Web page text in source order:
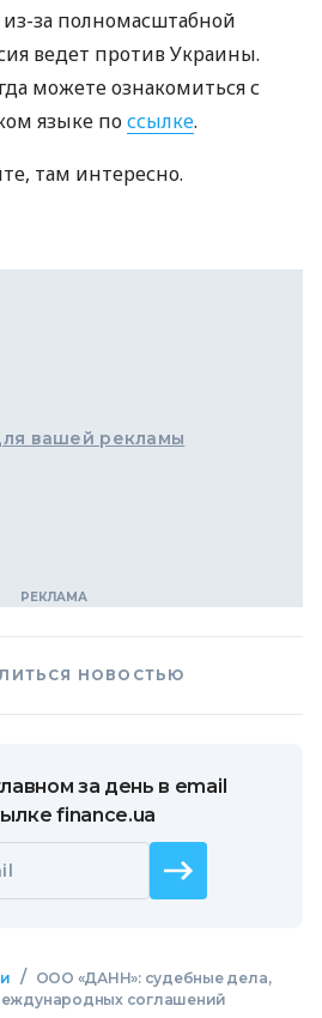
за полномасштабной
ведет против Украины.
можете ознакомиться с
языке поссылке.
там интересно.
вашей рекламы
НОВОСТЬЮ
за день в email
finance.ua
/
ООО «ДАНН»: судебные дела,
соглашений